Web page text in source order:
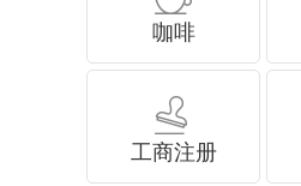
咖啡
工商注册